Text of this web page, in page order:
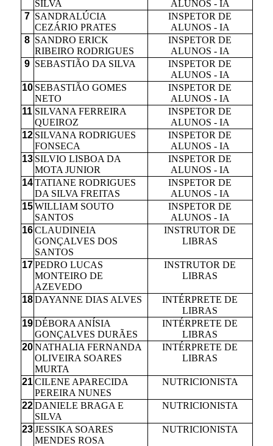
SILVA
ALUNOS - IA
7 SANDRALÚCIA
CEZÁRIO PRATES
INSPETOR DE
ALUNOS - IA
8 SANDRO ERICK
RIBEIRO RODRIGUES
INSPETOR DE
ALUNOS - IA
9 SEBASTIÃO DA SILVA
INSPETOR DE
ALUNOS - IA
10 SEBASTIÃO GOMES
NETO
INSPETOR DE
ALUNOS - IA
11 SILVANA FERREIRA
QUEIROZ
INSPETOR DE
ALUNOS - IA
12 SILVANA RODRIGUES
FONSECA
INSPETOR DE
ALUNOS - IA
13 SILVIO LISBOA DA
MOTA JUNIOR
INSPETOR DE
ALUNOS - IA
14 TATIANE RODRIGUES
DA SILVA FREITAS
INSPETOR DE
ALUNOS - IA
15 WILLIAM SOUTO
SANTOS
INSPETOR DE
ALUNOS - IA
16 CLAUDINEIA
GONÇALVES DOS
SANTOS
INSTRUTOR DE
LIBRAS
17 PEDRO LUCAS
MONTEIRO DE
AZEVEDO
INSTRUTOR DE
LIBRAS
18 DAYANNE DIAS ALVES
INTÉRPRETE DE
LIBRAS
19 DÉBORA ANÍSIA
GONÇALVES DURÃES
INTÉRPRETE DE
LIBRAS
20 NATHALIA FERNANDA
OLIVEIRA SOARES
MURTA
INTÉRPRETE DE
LIBRAS
21 CILENE APARECIDA
PEREIRA NUNES
NUTRICIONISTA
22 DANIELE BRAGA E
SILVA
NUTRICIONISTA
23 JESSIKA SOARES
MENDES ROSA
NUTRICIONISTA